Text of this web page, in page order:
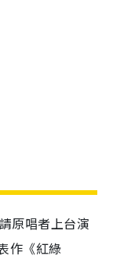
原唱者上台演
作《紅綠